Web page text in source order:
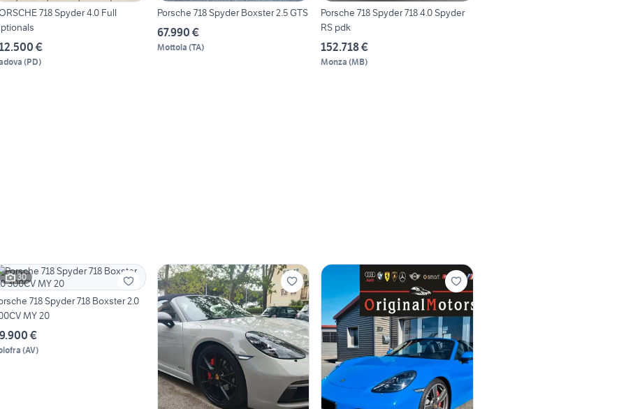
718 Spyder 4.0 Full
€
(PD)
Porsche 718 Spyder Boxster 2.5 GTS
67.990 €
Mottola (TA)
Porsche 718 Spyder 718 4.0 Spyder
RS pdk
152.718 €
Monza (MB)
30
718 Spyder 718 Boxster 2.0
MY 20
€
(AV)